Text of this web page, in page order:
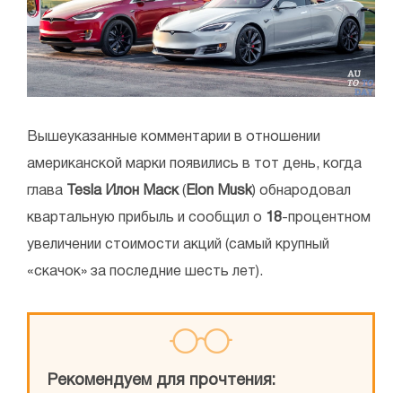
Вышеуказанные комментарии в отношении
американской марки появились в тот день, когда
глава Tesla Илон Маск( Elon Musk) обнародовал
квартальную прибыль и сообщил о 18-процентном
увеличении стоимости акций (самый крупный
«скачок» за последние шесть лет).
Рекомендуем для прочтения: